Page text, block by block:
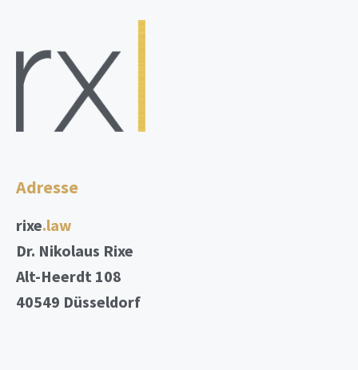
Adresse
rixe.law
Dr. Nikolaus Rixe
Alt-Heerdt 108
40549 Düsseldorf